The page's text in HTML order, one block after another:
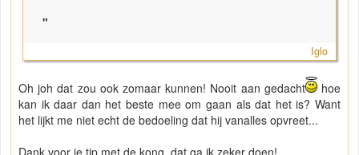
"
Iglo
Oh joh dat zou ook zomaar kunnen! Nooit aan gedacht
hoe
kan ik daar dan het beste mee om gaan als dat het is? Want
het lijkt me niet echt de bedoeling dat hij vanalles opvreet...